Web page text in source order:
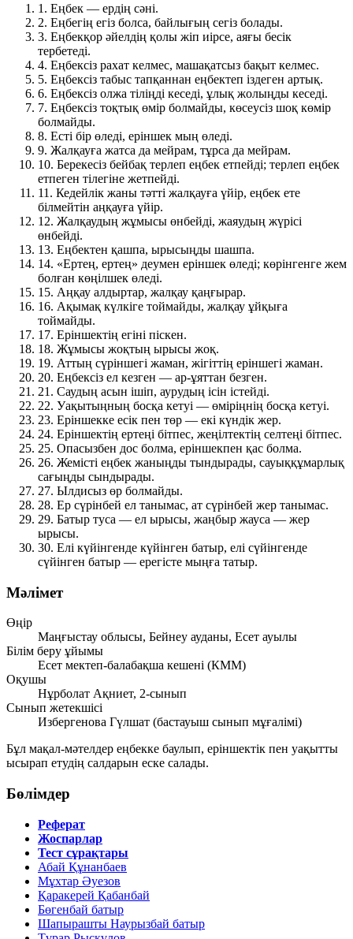
1. Еңбек — ердің сәні.
2. Еңбегің егіз болса, байлығың сегіз болады.
3. Еңбекқор әйелдің қолы жіп иірсе, аяғы бесік
тербетеді.
4. Еңбексіз рахат келмес, машақатсыз бақыт келмес.
5. Еңбексіз табыс тапқаннан еңбектеп іздеген артық.
6. Еңбексіз олжа тіліңді кеседі, ұлық жолыңды кеседі.
7. Еңбексіз тоқтық өмір болмайды, көсеусіз шоқ көмір
болмайды.
8. Есті бір өледі, еріншек мың өледі.
9. Жалқауға жатса да мейрам, тұрса да мейрам.
10. Берекесіз бейбақ терлеп еңбек етпейді; терлеп еңбек
етпеген тілегіне жетпейді.
11. Кедейлік жаны тәтті жалқауға үйір, еңбек ете
білмейтін аңқауға үйір.
12. Жалқаудың жұмысы өнбейді, жаяудың жүрісі
өнбейді.
13. Еңбектен қашпа, ырысыңды шашпа.
14. «Ертең, ертең» деумен еріншек өледі; көрінгенге жем
болған көңілшек өледі.
15. Аңқау алдыртар, жалқау қаңғырар.
16. Ақымақ күлкіге тоймайды, жалқау ұйқыға
тоймайды.
17. Еріншектің егіні піскен.
18. Жұмысы жоқтың ырысы жоқ.
19. Аттың сүріншегі жаман, жігіттің еріншегі жаман.
20. Еңбексіз ел кезген — ар-ұяттан безген.
21. Саудың асын ішіп, аурудың ісін істейді.
22. Уақытыңның босқа кетуі — өміріңнің босқа кетуі.
23. Еріншекке есік пен төр — екі күндік жер.
24. Еріншектің ертеңі бітпес, жеңілтектің селтеңі бітпес.
25. Опасызбен дос болма, еріншекпен қас болма.
26. Жемісті еңбек жаныңды тындырады, сауыққұмарлық
сағыңды сындырады.
27. Ылдисыз өр болмайды.
28. Ер сүрінбей ел танымас, ат сүрінбей жер танымас.
29. Батыр туса — ел ырысы, жаңбыр жауса — жер
ырысы.
30. Елі күйінгенде күйінген батыр, елі сүйінгенде
сүйінген батыр — ерегісте мыңға татыр.
Мәлімет
Өңір
Маңғыстау облысы, Бейнеу ауданы, Есет ауылы
Білім беру ұйымы
Есет мектеп-балабақша кешені (КММ)
Оқушы
Нұрболат Ақниет, 2-сынып
Сынып жетекшісі
Избергенова Гүлшат (бастауыш сынып мұғалімі)
Бұл мақал-мәтелдер еңбекке баулып, еріншектік пен уақытты
ысырап етудің салдарын еске салады.
Бөлімдер
Реферат
Жоспарлар
Тест сұрақтары
Абай Құнанбаев
Мұхтар Әуезов
Қаракерей Қабанбай
Бөгенбай батыр
Шапырашты Наурызбай батыр